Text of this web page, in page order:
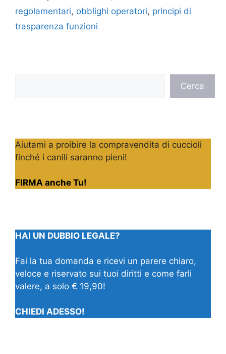
regolamentari, obblighi operatori, principi di
trasparenza funzioni
Cerca
Aiutami a proibire la compravendita di cuccioli
finché i canili saranno pieni!
FIRMA anche Tu!
HAI UN DUBBIO LEGALE?
Fai la tua domanda e ricevi un parere chiaro,
veloce e riservato sui tuoi diritti e come farli
valere, a solo € 19,90!
CHIEDI ADESSO!